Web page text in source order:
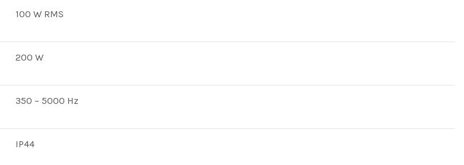
100 W RMS
200 W
350 – 5000 Hz
IP44